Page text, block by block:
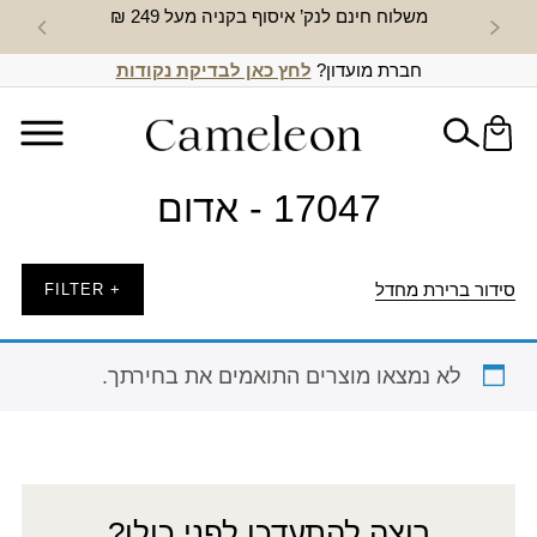
משלוח חינם לנק’ איסוף בקניה מעל 249 ₪ חדש
חברת מועדון? לחץ כאן לבדיקת נקודות
17047 - אדום
סידור ברירת מחדל + FILTER
לא נמצאו מוצרים התואמים את בחירתך.